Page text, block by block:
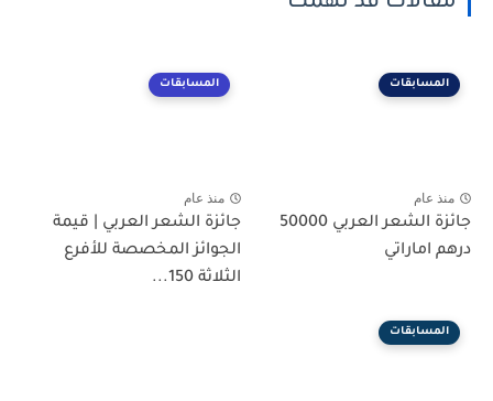
المسابقات
منذ عام
جائزة الشعر العربي 50000
درهم اماراتي
المسابقات
منذ عام
جائزة الشعر العربي | قيمة
الجوائز المخصصة للأفرع
الثلاثة 150...
المسابقات